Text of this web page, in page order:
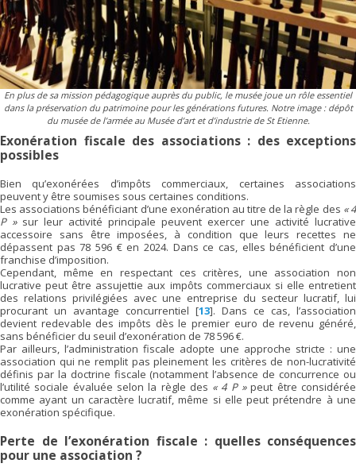
En plus de sa mission pédagogique auprès du public, le musée joue un rôle essentiel
dans la préservation du patrimoine pour les générations futures. Notre image : dépôt
du musée de l’armée au Musée d’art et d’industrie de St Etienne.
Exonération fiscale des associations : des exceptions
possibles
Bien qu’exonérées d’impôts commerciaux, certaines associations
peuvent y être soumises sous certaines conditions.
Les associations bénéficiant d’une exonération au titre de la règle des « 4
P »sur leur activité principale peuvent exercer une activité lucrative
accessoire sans être imposées, à condition que leurs recettes ne
dépassent pas 78 596 € en 2024. Dans ce cas, elles bénéficient d’une
franchise d’imposition.
Cependant, même en respectant ces critères, une association non
lucrative peut être assujettie aux impôts commerciaux si elle entretient
des relations privilégiées avec une entreprise du secteur lucratif, lui
procurant un avantage concurrentiel [13]. Dans ce cas, l’association
devient redevable des impôts dès le premier euro de revenu généré,
sans bénéficier du seuil d’exonération de 78 596 €.
Par ailleurs, l’administration fiscale adopte une approche stricte : une
association qui ne remplit pas pleinement les critères de non-lucrativité
définis par la doctrine fiscale (notamment l’absence de concurrence ou
l’utilité sociale évaluée selon la règle des « 4 P »peut être considérée
comme ayant un caractère lucratif, même si elle peut prétendre à une
exonération spécifique.
Perte de l’exonération fiscale : quelles conséquences
pour une association ?